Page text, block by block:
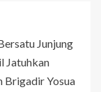
Junjung
Jatuhkan
Brigadir Yosua